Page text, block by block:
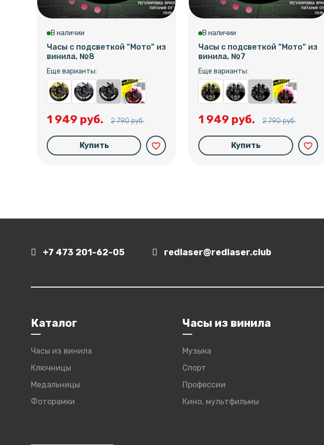
В наличии
Часы с подсветкой "Мото" из
винила, №8
Еще варианты:
1 949 руб. 2 790 руб.
Купить favorite_border
В наличии
Часы с подсветкой "Мото" из
винила, №7
Еще варианты:
1 949 руб. 2 790 руб.
Купить favorite_border
+7 473 201-62-05 redlaser@redlaser.club
Каталог
Часы из винила
Ключницы
Медальницы
Фоторамки
Часы из винила
Музыка
Спорт
Профессии
Кино, мультфильмы